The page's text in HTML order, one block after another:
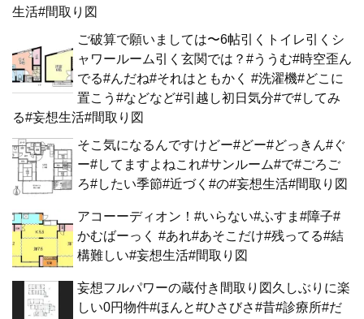
生活#間取り図
ご破算で願いましては〜6帖引くトイレ引くシ
ャワールーム引く玄関では？#ううむ#時空歪ん
でる#んだね#それはともかく #洗濯機#どこに
置こう#などなど#引越し初日気分#で#してみ
る#妄想生活#間取り図
そこ気になるんですけどー#どー#どっきん#ぐ
ー#してますよねこれ#サンルーム#で#ごろご
ろ#したい季節#近づく#の#妄想生活#間取り図
アコーーディオン！#いらない#ふすま#障子#
かむばーっく #あれ#あそこだけ#残ってる#結
構難しい#妄想生活#間取り図
妄想フルパワーの蔵付き間取り図久しぶりに楽
しい0円物件#ほんと#ひさびさ#昔#診療所#だ